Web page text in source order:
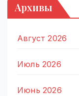
Архивы
Август 2026
Июль 2026
Июнь 2026